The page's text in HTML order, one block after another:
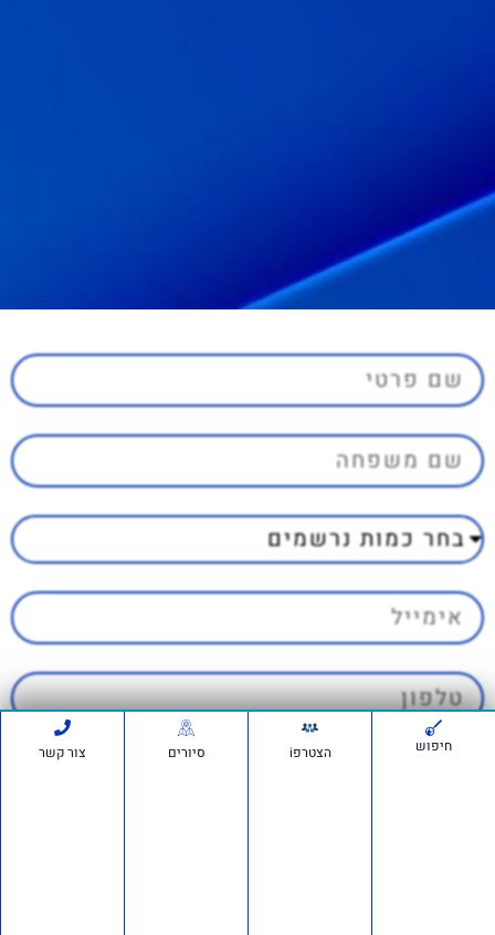
חיפוש הצטרפi סיורים צור קשר